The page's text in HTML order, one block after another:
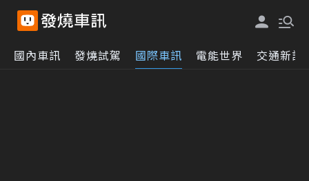
國內車訊 發燒試駕 國際車訊 電能世界 交通新訊